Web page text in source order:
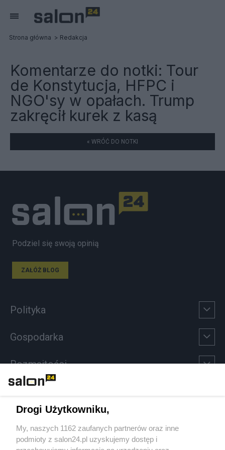
Strona główna Redakcja
Komentarze do notki: Tour
de Konstytucja, HFPC i
NGO'sy w opałach. Trump
zakręcił kurek z kasą
« WRÓĆ DO NOTKI
Podziel się swoją opinią
ZAŁÓŻ BLOG
Polityka
Gospodarka
Rozmaitości
Sport
Społeczeństwo
Drogi Użytkowniku,
My, naszych 1162 zaufanych partnerów oraz inne
podmioty z salon24.pl uzyskujemy dostęp i